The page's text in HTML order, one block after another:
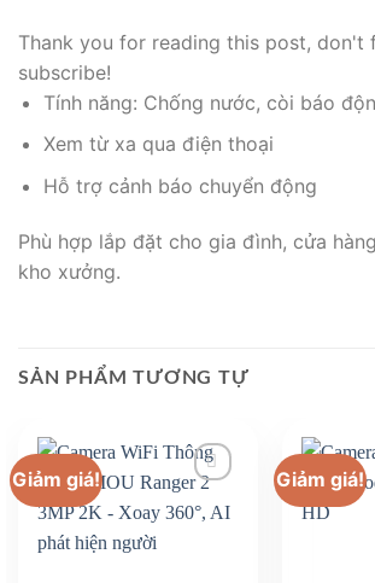
Thank you for reading this post, don't
subscribe!
Tính năng: Chống nước, còi báo
Xem từ xa qua điện thoại
Hỗ trợ cảnh báo chuyển động
Phù hợp lắp đặt cho gia đình, cửa
kho xưởng.
SẢN PHẨM TƯƠNG TỰ
Giảm giá! Giảm giá!